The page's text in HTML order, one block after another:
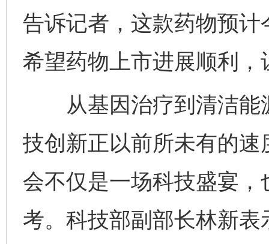
告诉记者，这款药物预
希望药物上市进展顺利
从基因治疗到清洁能
技创新正以前所未有的
会不仅是一场科技盛宴
考。科技部副部长林新
完善运行机制助力责任有效落实 一纸欠